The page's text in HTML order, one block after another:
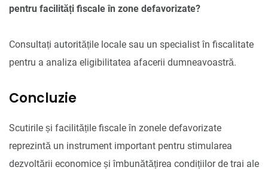
pentru facilități fiscale în zone defavorizate?
Consultați autoritățile locale sau un specialist în fiscalitate
pentru a analiza eligibilitatea afacerii dumneavoastră.
Concluzie
Scutirile și facilitățile fiscale în zonele defavorizate
reprezintă un instrument important pentru stimularea
dezvoltării economice și îmbunătățirea condițiilor de trai ale